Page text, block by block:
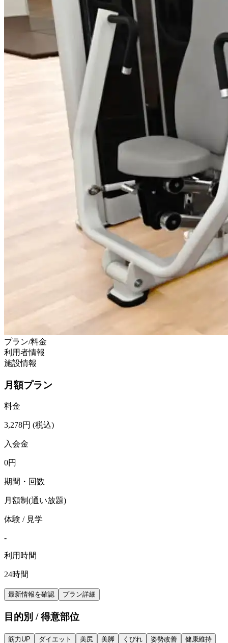
プラン/料金
利用者情報
施設情報
月額プラン
料金
3,278円 (税込)
入会金
0円
期間・回数
月額制(通い放題)
体験 / 見学
-
利用時間
24時間
最新情報を確認 プラン詳細
目的別 / 得意部位
筋力UP ダイエット 美尻 美脚 くびれ 姿勢改善
健康維持